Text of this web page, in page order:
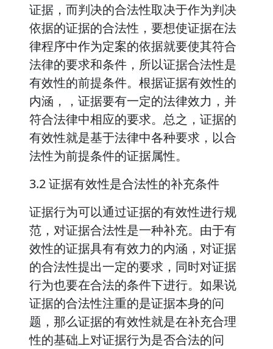
证据，而判决的合法性取决于作为判决
依据的证据的合法性，要想使证据在法
律程序中作为定案的依据就要使其符合
法律的要求和条件，所以证据合法性是
有效性的前提条件。根据证据有效性的
内涵，，证据要有一定的法律效力，并
符合法律中相应的要求。总之，证据的
有效性就是基于法律中各种要求，以合
法性为前提条件的证据属性。
3.2 证据有效性是合法性的补充条件
证据行为可以通过证据的有效性进行规
范，对证据合法性是一种补充。由于有
效性的证据具有有效力的内涵，对证据
的合法性提出一定的要求，同时对证据
行为也要在合法的条件下进行。如果说
证据的合法性注重的是证据本身的问
题，那么证据的有效性就是在补充合理
性的基础上对证据行为是否合法的问